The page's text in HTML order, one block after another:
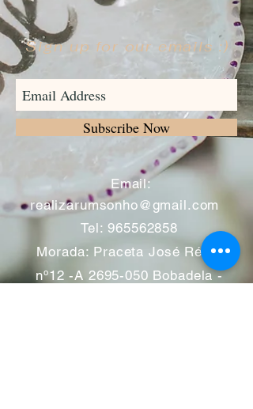
Sign up for our emails :)
Subscribe Now
​Email:
realizarumsonho@gmail.com
Tel: 965562858
Morada: Praceta José Régio
nº12 -A 2695-050 Bobadela -